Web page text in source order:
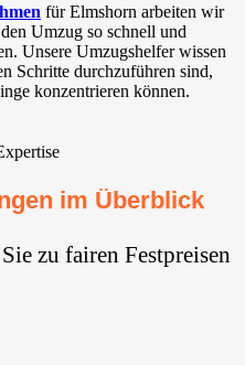
für Elmshorn arbeiten wir
Umzug so schnell und
Unsere Umzugshelfer wissen
Schritte durchzuführen sind,
konzentrieren können.
im Überblick
zu fairen Festpreisen